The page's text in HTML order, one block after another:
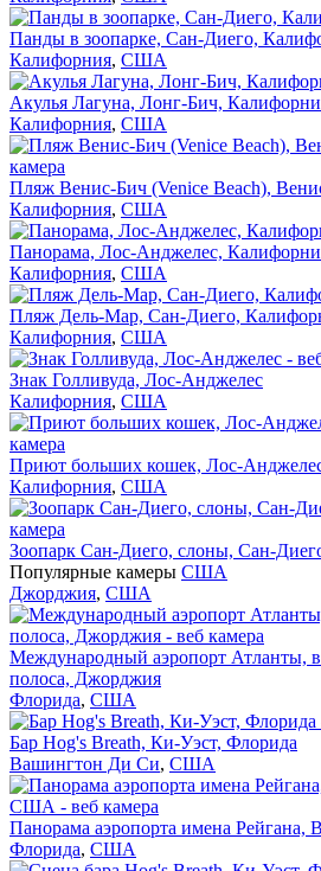
Панды в зоопарке, Сан-Диего,
Калифорния, США
Акулья Лагуна, Лонг-Бич,
Калифорния, США
Пляж Венис-Бич (Venice Beach),
Калифорния, США
Панорама, Лос-Анджелес,
Калифорния, США
Пляж Дель-Мар, Сан-Диего,
Калифорния, США
Знак Голливуда, Лос-Анджелес
Калифорния, США
Приют больших кошек, Лос-
Калифорния, США
Зоопарк Сан-Диего, слоны, Сан-
Популярные камеры США
Джорджия, США
Международный аэропорт Атланты,
полоса, Джорджия
Флорида, США
Бар Hog's Breath, Ки-Уэст, Флорида
Вашингтон Ди Си, США
Панорама аэропорта имена
Флорида, США